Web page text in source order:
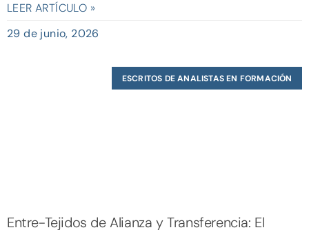
LEER ARTÍCULO »
29 de junio, 2026
ESCRITOS DE ANALISTAS EN FORMACIÓN
Entre-Tejidos de Alianza y Transferencia: El